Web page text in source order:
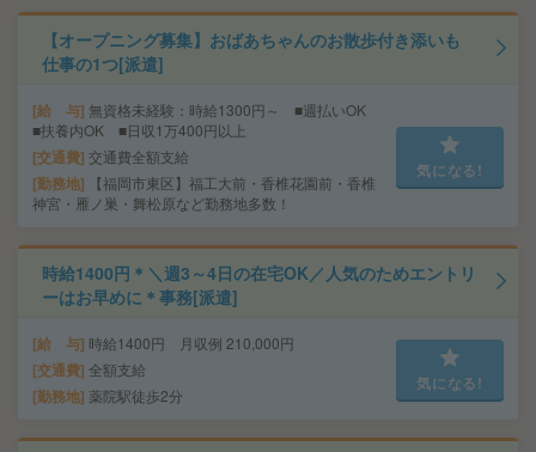
【オープニング募集】おばあちゃんのお散歩付き添いも
仕事の1つ[派遣]
給 与 無資格未経験：時給1300円～ ■週払いOK
■扶養内OK ■日収1万400円以上
交通費 交通費全額支給
勤務地
【福岡市東区】福工大前・香椎花園前・香椎
神宮・雁ノ巣・舞松原など勤務地多数！
気になる!
時給1400円＊＼週3～4日の在宅OK／人気のためエントリ
ーはお早めに＊事務[派遣]
給 与 時給1400円 月収例 210,000円
交通費 全額支給
勤務地 薬院駅徒歩2分
気になる!